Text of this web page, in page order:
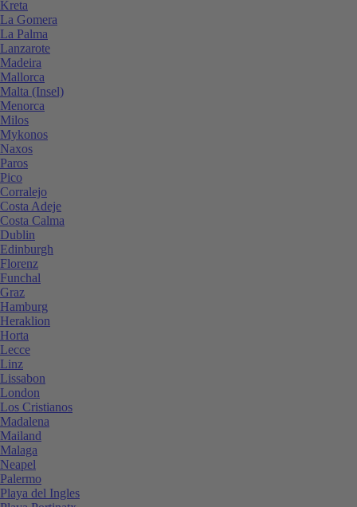
Kreta
La Gomera
La Palma
Lanzarote
Madeira
Mallorca
Malta (Insel)
Menorca
Milos
Mykonos
Naxos
Paros
Pico
Corralejo
Costa Adeje
Costa Calma
Dublin
Edinburgh
Florenz
Funchal
Graz
Hamburg
Heraklion
Horta
Lecce
Linz
Lissabon
London
Los Cristianos
Madalena
Mailand
Malaga
Neapel
Palermo
Playa del Ingles